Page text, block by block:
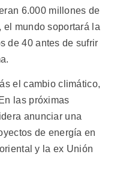
6.000 millones de
mundo soportará la
de 40 antes de sufrir
el cambio climático,
las próximas
anunciar una
de energía en
y la ex Unión